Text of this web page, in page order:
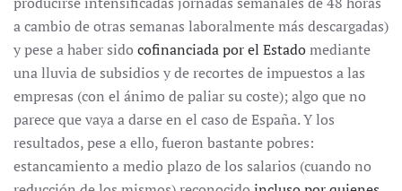
a cambio de otras semanas laboralmente más descargadas)
y pese a haber sido cofinanciada por el Estadomediante
una lluvia de subsidios y de recortes de impuestos a las
empresas (con el ánimo de paliar su coste); algo que no
parece que vaya a darse en el caso de España. Y los
resultados, pese a ello, fueron bastante pobres:
estancamiento a medio plazo de los salarios (cuando no